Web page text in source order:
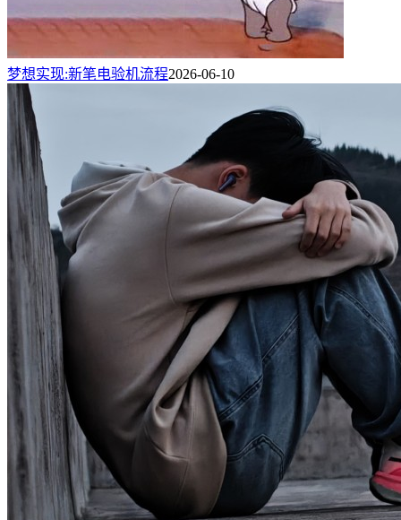
梦想实现:新笔电验机流程2026-06-10